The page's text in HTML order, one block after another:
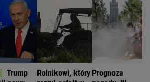
Trump
Rolnikowi, który Prognoza